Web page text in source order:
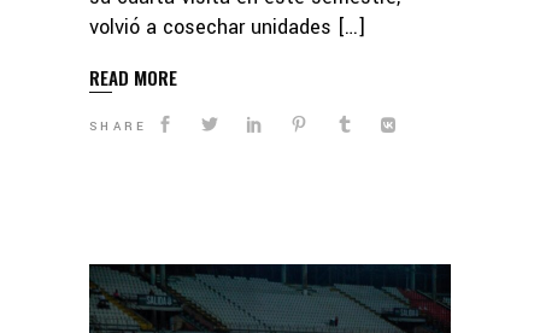
volvió a cosechar unidades […]
READ MORE
SHARE